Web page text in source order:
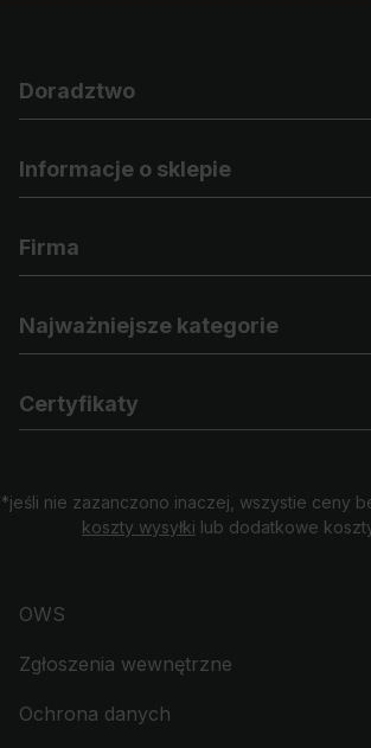
Doradztwo
Informacje o sklepie
Firma
Najważniejsze kategorie
Certyfikaty
*jeśli nie zazanczono inaczej, wszystie ceny
koszty wysyłki lub dodatkowe
OWS
Zgłoszenia wewnętrzne
Ochrona danych